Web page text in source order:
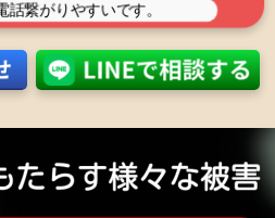
話繋がりやすいです。